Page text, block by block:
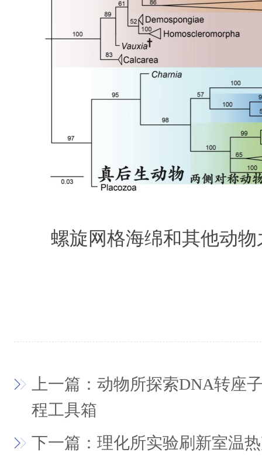
螺旋网格海绵和其他动
上一篇：动物所探索DNA转座
程工具箱
下一篇：理化所实验刷新室温